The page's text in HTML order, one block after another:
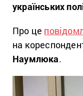
українських
Про це
на
Наумлюка.